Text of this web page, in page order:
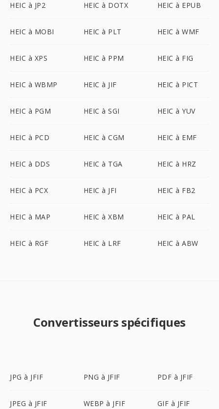
HEIC à JP2 HEIC à DOTX HEIC à EPUB
HEIC à MOBI HEIC à PLT HEIC à WMF
HEIC à XPS HEIC à PPM HEIC à FIG
HEIC à WBMP HEIC à JIF HEIC à PICT
HEIC à PGM HEIC à SGI HEIC à YUV
HEIC à PCD HEIC à CGM HEIC à EMF
HEIC à DDS HEIC à TGA HEIC à HRZ
HEIC à PCX HEIC à JFI HEIC à FB2
HEIC à MAP HEIC à XBM HEIC à PAL
HEIC à RGF HEIC à LRF HEIC à ABW
Convertisseurs spécifiques
JPG à JFIF PNG à JFIF PDF à JFIF
JPEG à JFIF WEBP à JFIF GIF à JFIF